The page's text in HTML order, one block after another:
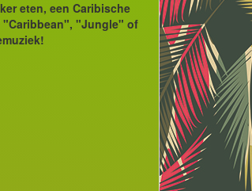
eten, een Caribische
"Caribbean", "Jungle" of